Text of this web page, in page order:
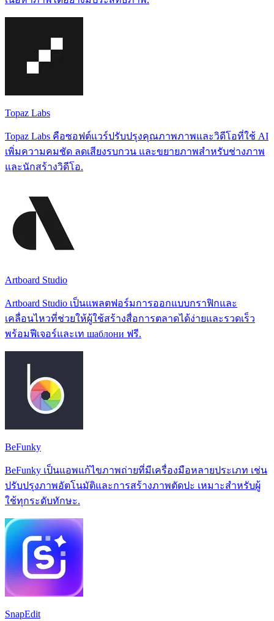
Topaz Labs
Topaz Labs คือซอฟต์แวร์ปรับปรุงคุณภาพภาพและวิดีโอที่ใช้ AI
เพิ่มความคมชัด ลดเสียงรบกวน และขยายภาพสำหรับช่างภาพ
และนักสร้างวิดีโอ.
Artboard Studio
Artboard Studio เป็นแพลตฟอร์มการออกแบบกราฟิกและ
เคลื่อนไหวที่ช่วยให้ผู้ใช้สร้างสื่อการตลาดได้ง่ายและรวดเร็ว
พร้อมฟีเจอร์และเท шаблони ฟรี.
BeFunky
BeFunky เป็นแอพแก้ไขภาพถ่ายที่มีเครื่องมือหลายประเภท เช่น
ปรับปรุงภาพอัตโนมัติและการสร้างภาพตัดปะ เหมาะสำหรับผู้
ใช้ทุกระดับทักษะ.
SnapEdit